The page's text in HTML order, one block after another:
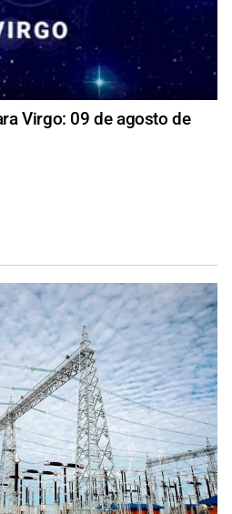
Virgo: 09 de agosto de